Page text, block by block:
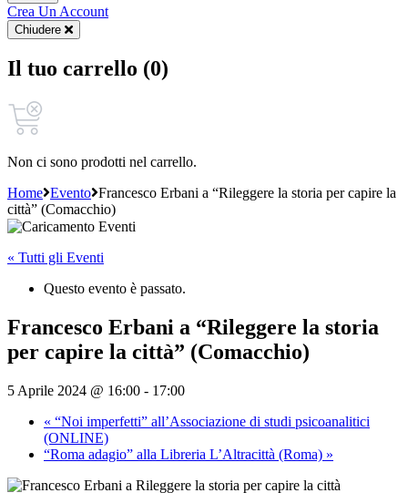
Crea Un Account
Chiudere
Il tuo carrello (0)
Non ci sono prodotti nel carrello.
Home Evento Francesco Erbani a “Rileggere la storia per capire la
città” (Comacchio)
« Tutti gli Eventi
Questo evento è passato.
Francesco Erbani a “Rileggere la storia
per capire la città” (Comacchio)
5 Aprile 2024 @ 16:00 - 17:00
« “Noi imperfetti” all’Associazione di studi psicoanalitici
(ONLINE)
“Roma adagio” alla Libreria L’Altracittà (Roma) »